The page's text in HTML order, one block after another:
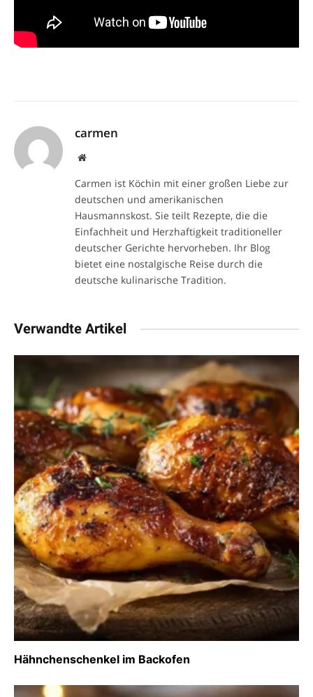
carmen
Website
Carmen ist Köchin mit einer großen Liebe zur
deutschen und amerikanischen
Hausmannskost. Sie teilt Rezepte, die die
Einfachheit und Herzhaftigkeit traditioneller
deutscher Gerichte hervorheben. Ihr Blog
bietet eine nostalgische Reise durch die
deutsche kulinarische Tradition.
Verwandte Artikel
Hähnchenschenkel im Backofen